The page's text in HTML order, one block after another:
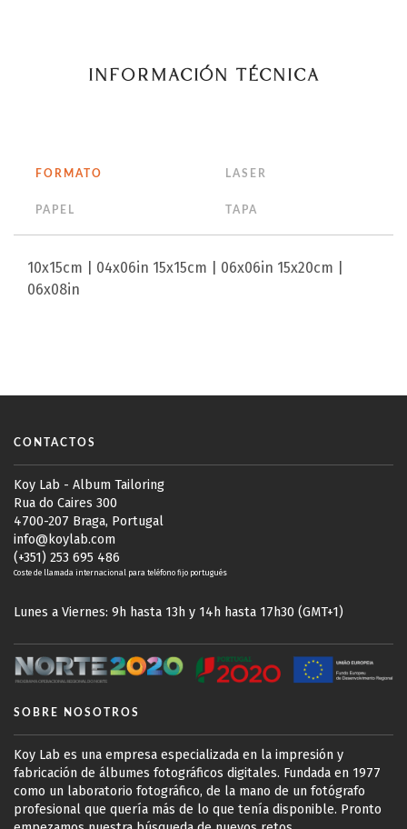
INFORMACIÓN TÉCNICA
FORMATO LASER
PAPEL TAPA
10x15cm | 04x06in 15x15cm | 06x06in 15x20cm |
06x08in
CONTACTOS
Koy Lab - Album Tailoring
Rua do Caires 300
4700-207 Braga, Portugal
info@koylab.com
(+351) 253 695 486
Coste de llamada internacional para teléfono fijo portugués
Lunes a Viernes: 9h hasta 13h y 14h hasta 17h30 (GMT+1)
SOBRE NOSOTROS
Koy Lab es una empresa especializada en la impresión y
fabricación de álbumes fotográficos digitales. Fundada en 1977
como un laboratorio fotográfico, de la mano de un fotógrafo
profesional que quería más de lo que tenía disponible. Pronto